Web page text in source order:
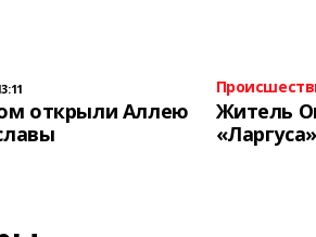
открыли Аллею
Житель
«Ларгуса»